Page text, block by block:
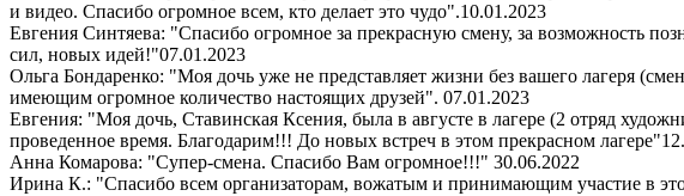
и видео. Спасибо огромное всем, кто делает это чудо".10.01.2023
Евгения Синтяева: "Спасибо огромное за прекрасную смену, за возможность
сил, новых идей!"07.01.2023
Ольга Бондаренко: "Моя дочь уже не представляет жизни без вашего лагеря
имеющим огромное количество настоящих друзей". 07.01.2023
Евгения: "Моя дочь, Ставинская Ксения, была в августе в лагере (2 отряд
проведенное время. Благодарим!!! До новых встреч в этом прекрасном лагере"
Анна Комарова: "Супер-смена. Спасибо Вам огромное!!!" 30.06.2022
Ирина К.: "Спасибо всем организаторам, вожатым и принимающим участие в